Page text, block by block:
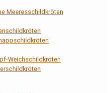
Meeresschildkröten
Weichschildkröten